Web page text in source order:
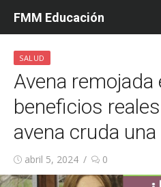
FMM Educación
SALUD
Avena remojada
beneficios
avena cruda
Posted
on
abril 5, 2024 0